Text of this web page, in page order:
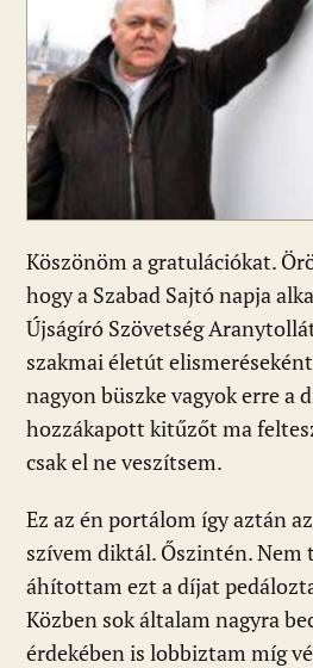
Köszönöm a gratulációkat.
hogy a Szabad Sajtó napja
Újságíró Szövetség
szakmai életút
nagyon büszke vagyok erre a
hozzákapott kitűzőt ma
csak el ne veszítsem.
Ez az én portálom így aztán
szívem diktál. Őszintén. Nem
áhítottam ezt a díjat
Közben sok általam nagyra
érdekében is lobbiztam míg